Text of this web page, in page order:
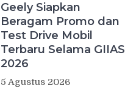
Geely Siapkan
Beragam Promo dan
Test Drive Mobil
Terbaru Selama GIIAS
2026
5 Agustus 2026